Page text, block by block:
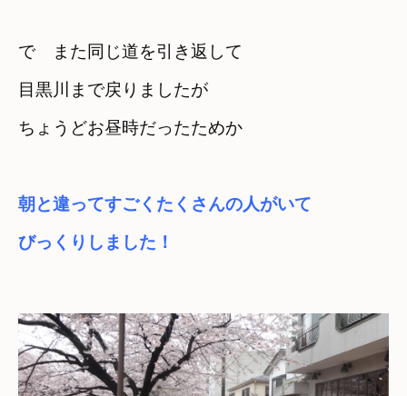
で　また同じ道を引き返して
目黒川まで戻りましたが
ちょうどお昼時だったためか
朝と違ってすごくたくさんの人がいて
びっくりしました！